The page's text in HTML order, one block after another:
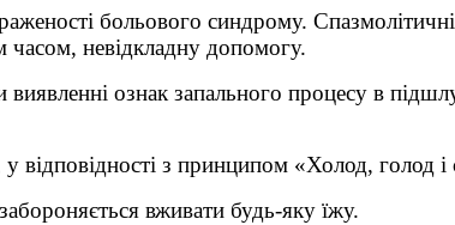
больового синдрому.
часом, невідкладну допомогу.
ознак запального процесу в
відповідності з принципом «Холод, голод і
вживати будь-яку їжу.